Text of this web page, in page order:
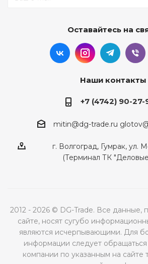
Оставайтесь на
Наши контакты
+7 (4742) 90-27-
mitin@dg-trade.ru
г. Волгоград, Гумрак, ул.
(Терминал ТК
2012 - 2026 © DG-Trade. Все данные,
сайте, носят сугубо
являются исчерпывающими. Для
информации следует
компании по указанным на сайте